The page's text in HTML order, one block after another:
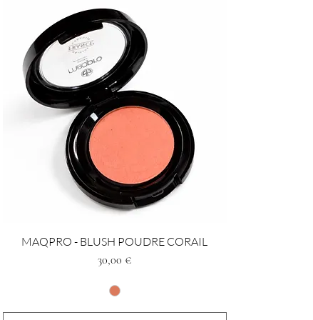
MAQPRO - BLUSH POUDRE CORAIL
Preis
30,00 €